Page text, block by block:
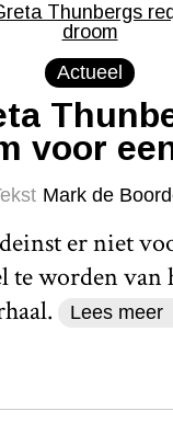
Actueel
voor
Mark de
er niet
te worden van
Lees meer